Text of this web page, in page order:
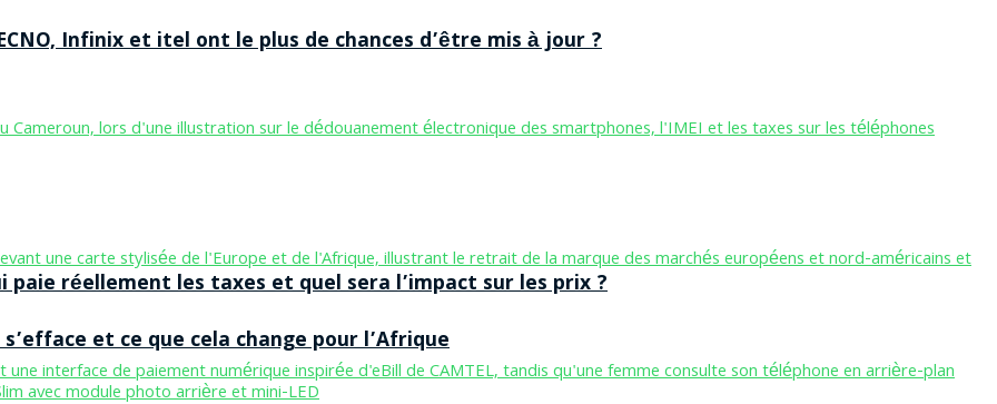
Infinix et itel ont le plus de chances d’être mis à jour ?
paie réellement les taxes et quel sera l’impact sur les prix ?
et ce que cela change pour l’Afrique